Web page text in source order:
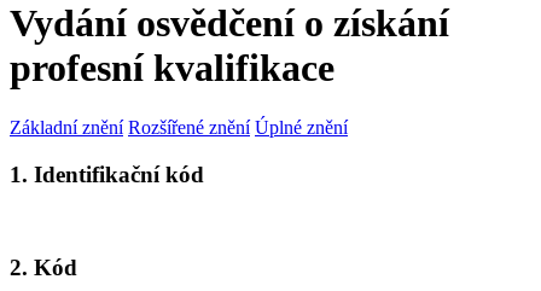
Vydání osvědčení o získání
profesní kvalifikace
Základní znění Rozšířené znění Úplné znění
1. Identifikační kód
2. Kód